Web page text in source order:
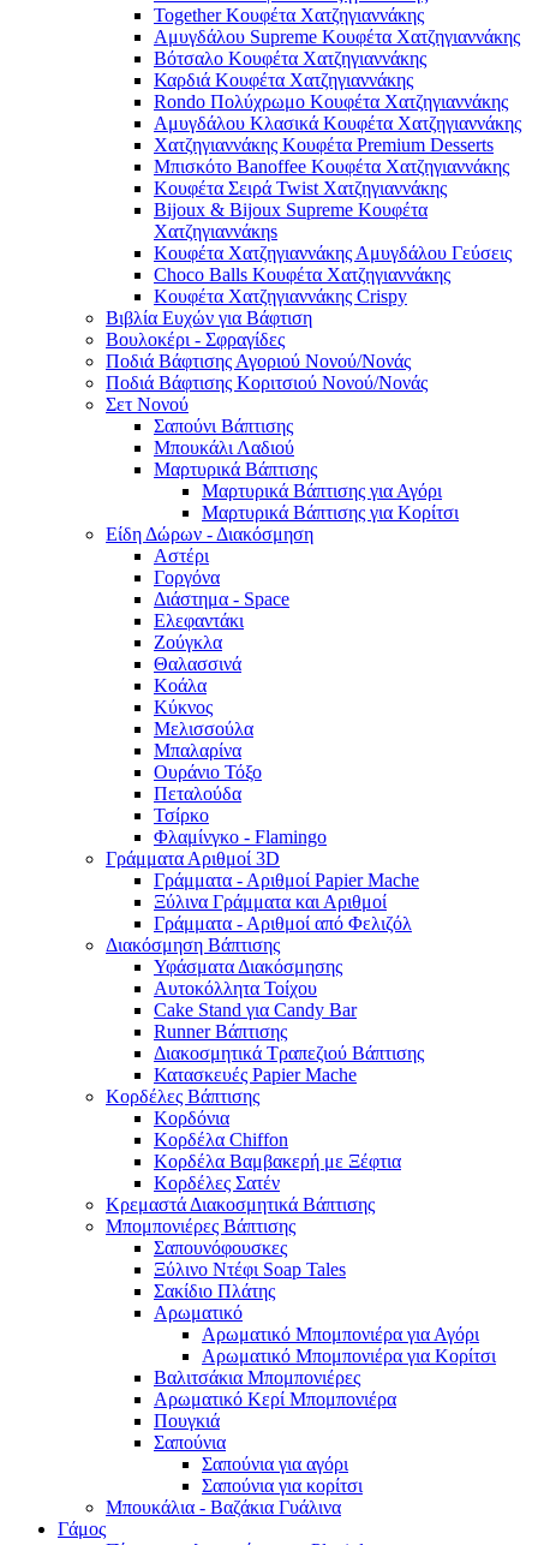
Together Κουφέτα Χατζηγιαννάκης
Αμυγδάλου Supreme Κουφέτα Χατζηγιαννάκης
Βότσαλο Κουφέτα Χατζηγιαννάκης
Καρδιά Κουφέτα Χατζηγιαννάκης
Rondo Πολύχρωμο Κουφέτα Χατζηγιαννάκης
Αμυγδάλου Κλασικά Κουφέτα Χατζηγιαννάκης
Χατζηγιαννάκης Κουφέτα Premium Desserts
Μπισκότο Banoffee Κουφέτα Χατζηγιαννάκης
Κουφέτα Σειρά Twist Χατζηγιαννάκης
Bijoux & Bijoux Supreme Κουφέτα
Χατζηγιαννάκηs
Κουφέτα Χατζηγιαννάκης Αμυγδάλου Γεύσεις
Choco Balls Κουφέτα Χατζηγιαννάκης
Κουφέτα Χατζηγιαννάκης Crispy
Βιβλία Ευχών για Βάφτιση
Βουλοκέρι - Σφραγίδες
Ποδιά Βάφτισης Αγοριού Νονού/Νονάς
Ποδιά Βάφτισης Κοριτσιού Νονού/Νονάς
Σετ Νονού
Σαπούνι Βάπτισης
Μπουκάλι Λαδιού
Μαρτυρικά Βάπτισης
Μαρτυρικά Βάπτισης για Αγόρι
Μαρτυρικά Βάπτισης για Κορίτσι
Είδη Δώρων - Διακόσμηση
Αστέρι
Γοργόνα
Διάστημα - Space
Ελεφαντάκι
Ζούγκλα
Θαλασσινά
Κοάλα
Κύκνος
Μελισσούλα
Μπαλαρίνα
Ουράνιο Τόξο
Πεταλούδα
Τσίρκο
Φλαμίνγκο - Flamingo
Γράμματα Αριθμοί 3D
Γράμματα - Αριθμοί Papier Mache
Ξύλινα Γράμματα και Αριθμοί
Γράμματα - Αριθμοί από Φελιζόλ
Διακόσμηση Βάπτισης
Υφάσματα Διακόσμησης
Αυτοκόλλητα Τοίχου
Cake Stand για Candy Bar
Runner Βάπτισης
Διακοσμητικά Τραπεζιού Βάπτισης
Κατασκευές Papier Mache
Κορδέλες Βάπτισης
Κορδόνια
Κορδέλα Chiffon
Κορδέλα Βαμβακερή με Ξέφτια
Κορδέλες Σατέν
Κρεμαστά Διακοσμητικά Βάπτισης
Μπομπονιέρες Βάπτισης
Σαπουνόφουσκες
Ξύλινο Ντέφι Soap Tales
Σακίδιο Πλάτης
Αρωματικό
Αρωματικό Μπομπονιέρα για Αγόρι
Αρωματικό Μπομπονιέρα για Κορίτσι
Βαλιτσάκια Μπομπονιέρες
Αρωματικό Κερί Μπομπονιέρα
Πουγκιά
Σαπούνια
Σαπούνια για αγόρι
Σαπούνια για κορίτσι
Μπουκάλια - Βαζάκια Γυάλινα
Γάμος